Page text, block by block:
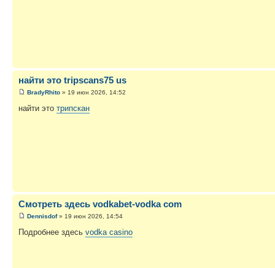
найти это tripscans75 us
BradyRhito » 19 июн 2026, 14:52
найти это трипскан
Смотреть здесь vodkabet-vodka com
Dennisdof» 19 июн 2026, 14:54
Подробнее здесь vodka casino